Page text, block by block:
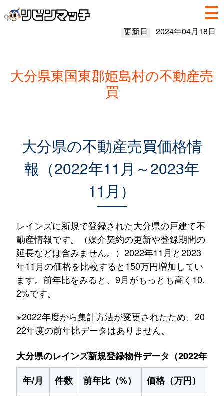
更新日 2024年04月18日
大分県東国東郡姫島村の不動産売
買
大分県の不動産売買価格情
報（2022年11月～2023年
11月）
レインズに新規で登録された大分県の戸建て不
動産情報です。（媒介契約の更新や登録期間の
延長などは含みません。）2022年11月と2023
年11月の価格を比較すると150万円増加してい
ます。前年比をみると、9月がもっとも高く10.
2%です。
※2022年度から集計方法が変更されたため、20
22年度の前年比データはありません。
大分県のレインズ新規登録物件データ（2022年11
年/月
件数 前年比（%） 価格（万円）